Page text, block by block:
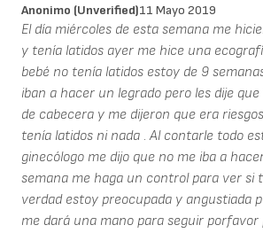
Anonimo (unverified)11 Mayo 2019
El día miércoles de esta semana me
y tenía latidos ayer me hice una
bebé no tenía latidos estoy de 9
iban a hacer un legrado pero les dije
de cabecera y me dijeron que era
tenía latidos ni nada . Al contarle todo
ginecólogo me dijo que no me iba a
semana me haga un control para ver si
verdad estoy preocupada y angustiada
me dará una mano para seguir porfavor